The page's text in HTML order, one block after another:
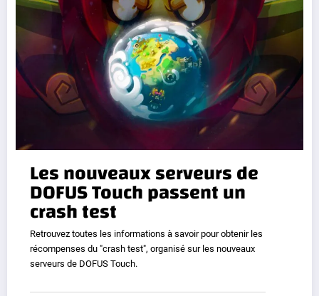
Les nouveaux serveurs de
DOFUS Touch passent un
crash test
Retrouvez toutes les informations à savoir pour obtenir les
récompenses du "crash test", organisé sur les nouveaux
serveurs de DOFUS Touch.